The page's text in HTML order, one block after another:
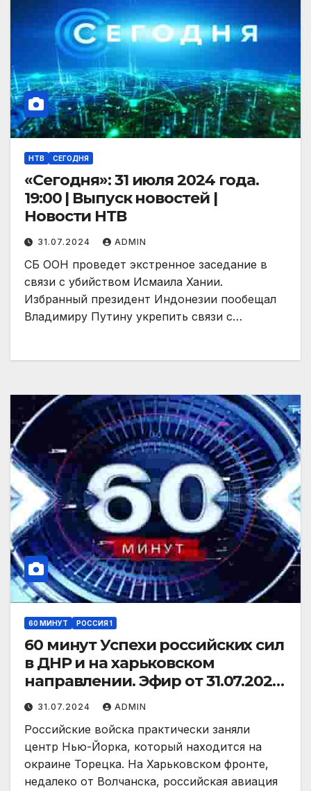
НТВ СЕГОДНЯ
«Сегодня»: 31 июля 2024 года.
19:00 | Выпуск новостей |
Новости НТВ
31.07.2024 ADMIN
СБ ООН проведет экстренное заседание в
связи с убийством Исмаила Хании.
Избранный президент Индонезии пообещал
Владимиру Путину укрепить связи с…
60 МИНУТ РОССИЯ 1
60 минут Успехи российских сил
в ДНР и на харьковском
направлении. Эфир от 31.07.2024
(18:30)
31.07.2024 ADMIN
Российские войска практически заняли
центр Нью-Йорка, который находится на
окраине Торецка. На Харьковском фронте,
недалеко от Волчанска, российская авиация